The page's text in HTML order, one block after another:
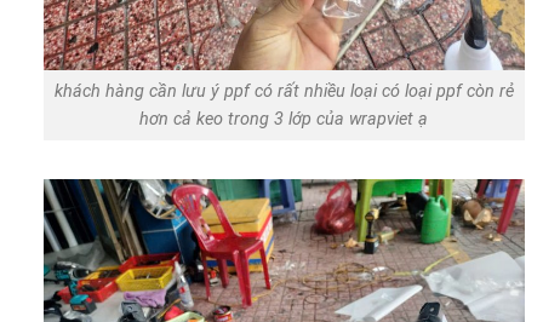
khách hàng cần lưu ý ppf có rất nhiều loại có loại ppf còn rẻ
hơn cả keo trong 3 lớp của wrapviet ạ